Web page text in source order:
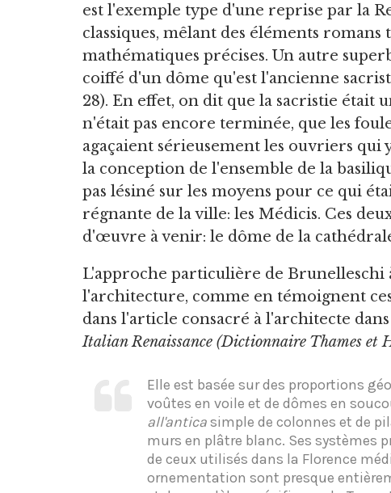
est l'exemple type d'une reprise par la
classiques, mêlant des éléments
mathématiques précises. Un autre
coiffé d'un dôme qu'est l'ancienne
28). En effet, on dit que la sacristie
n'était pas encore terminée, que les
agaçaient sérieusement les ouvriers
la conception de l'ensemble de la
pas lésiné sur les moyens pour ce qui
régnante de la ville: les Médicis. Ces
d'œuvre à venir: le dôme de la
L'approche particulière de Brunelleschi
l'architecture, comme en témoignent
dans l'article consacré à l'architecte dans
Italian Renaissance (Dictionnaire Thames et
Elle est basée sur des proportions
voûtes en voile et de dômes en
all'anticasimple de colonnes et de
murs en plâtre blanc. Ses systèmes
de ceux utilisés dans la Florence
ornementation sont presque